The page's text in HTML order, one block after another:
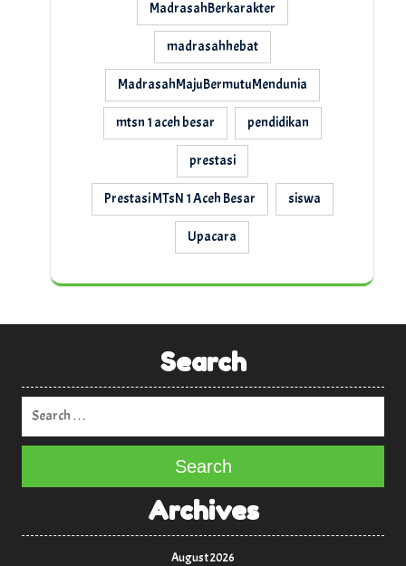
MadrasahBerkarakter
madrasahhebat
MadrasahMajuBermutuMendunia
mtsn 1 aceh besar pendidikan
prestasi
Prestasi MTsN 1 Aceh Besar siswa
Upacara
Search
Search
Archives
August 2026